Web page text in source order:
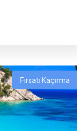
Fırsatı Kaçırma